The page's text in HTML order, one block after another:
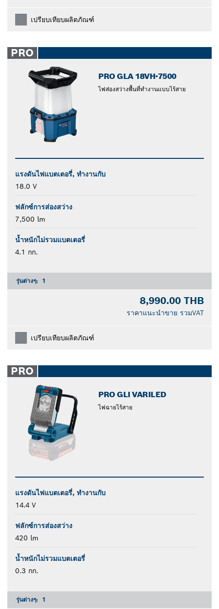
เปรียบเทียบผลิตภัณฑ์
PRO
PRO GLA 18VH-7500
ไฟส่องสว่างพื้นที่ทำงานแบบไร้สาย
แรงดันไฟแบตเตอรี่, ทำงานกับ
18.0 V
ฟลักซ์การส่องสว่าง
7,500 lm
น้ำหนักไม่รวมแบตเตอรี่
4.1 กก.
รุ่นต่างๆ: 1
8,990.00 THB
ราคาแนะนำขาย รวมVAT
เปรียบเทียบผลิตภัณฑ์
PRO
PRO GLI VARILED
ไฟฉายไร้สาย
แรงดันไฟแบตเตอรี่, ทำงานกับ
14.4 V
ฟลักซ์การส่องสว่าง
420 lm
น้ำหนักไม่รวมแบตเตอรี่
0.3 กก.
รุ่นต่างๆ: 1